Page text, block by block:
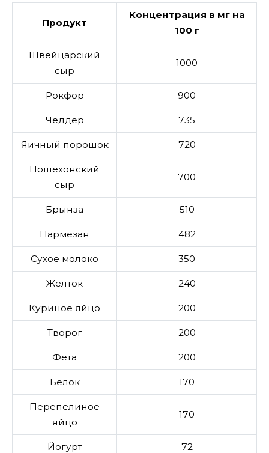
Продукт
Концентрация в мг на
100 г
Швейцарский
сыр
1000
Рокфор 900
Чеддер 735
Яичный порошок 720
Пошехонский
сыр
700
Брынза 510
Пармезан 482
Сухое молоко 350
Желток 240
Куриное яйцо 200
Творог 200
Фета 200
Белок 170
Перепелиное
яйцо
170
Йогурт 72